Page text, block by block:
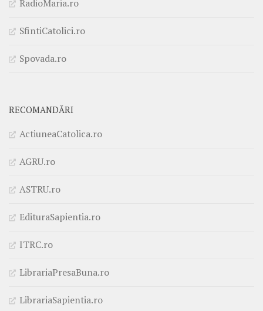
RadioMaria.ro
SfintiCatolici.ro
Spovada.ro
RECOMANDĂRI
ActiuneaCatolica.ro
AGRU.ro
ASTRU.ro
EdituraSapientia.ro
ITRC.ro
LibrariaPresaBuna.ro
LibrariaSapientia.ro